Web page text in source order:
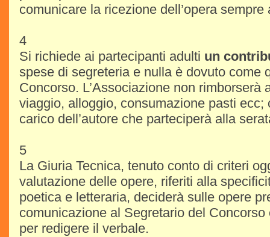
comunicare la ricezione dell’opera
4
Si richiede ai partecipanti adulti un
spese di segreteria e nulla è dovuto come
Concorso. L’Associazione non rimborserà
viaggio, alloggio, consumazione pasti ecc;
carico dell’autore che parteciperà alla
5
La Giuria Tecnica, tenuto conto di criteri
valutazione delle opere, riferiti alla
poetica e letteraria, deciderà sulle opere
comunicazione al Segretario del
per redigere il verbale.